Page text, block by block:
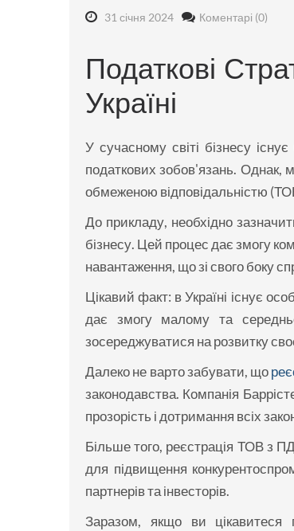
31 січня 2024 Коментарі (0)
Податкові
Україні
У сучасному світі бізнесу
податкових зобов'язань. Однак,
обмеженою відповідальністю
До прикладу, необхідно
бізнесу. Цей процес дає змогу
навантаження, що зі свого боку
Цікавий факт: в Україні існує
дає змогу малому та
зосереджуватися на розвитку
Далеко не варто забувати, що
законодавства. Компанія
прозорість і дотримання всіх
Більше того, реєстрація ТОВ з
для підвищення
партнерів та інвесторів.
Заразом, якщо ви цікавитеся